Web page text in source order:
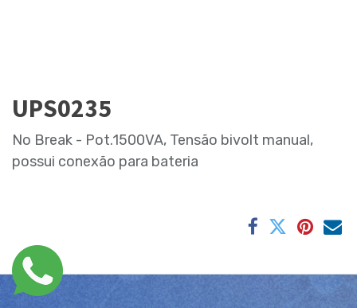
UPS0235
No Break - Pot.1500VA, Tensão bivolt manual,
possui conexão para bateria